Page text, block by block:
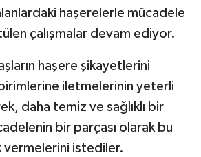
haşerelerle mücadele
çalışmalar devam ediyor.
haşere şikayetlerini
iletmelerinin yeterli
daha temiz ve sağlıklı bir
bir parçası olarak bu
istediler.